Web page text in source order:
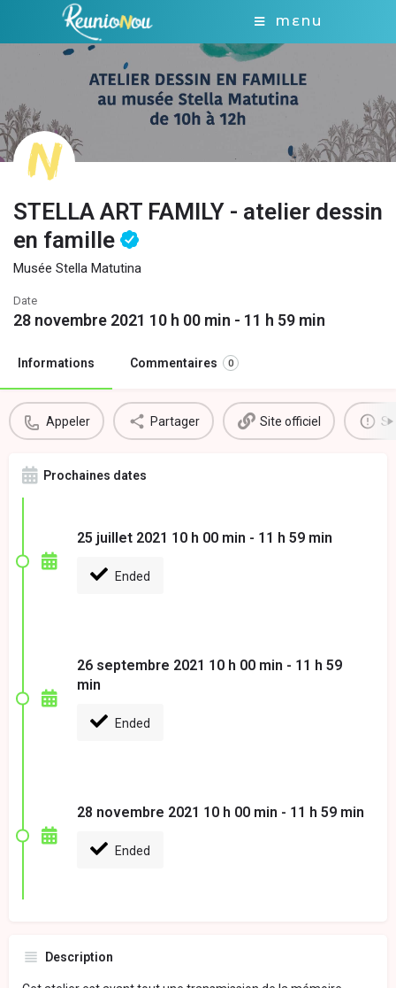
MENU
STELLA ART FAMILY - atelier dessin
en famille
Musée Stella Matutina
Date
28 novembre 2021 10 h 00 min - 11 h 59 min
Informations Commentaires 0
Appeler Partager Site officiel
Prochaines dates
25 juillet 2021 10 h 00 min - 11 h 59 min
Ended
26 septembre 2021 10 h 00 min - 11 h 59
min
Ended
28 novembre 2021 10 h 00 min - 11 h 59 min
Ended
Description